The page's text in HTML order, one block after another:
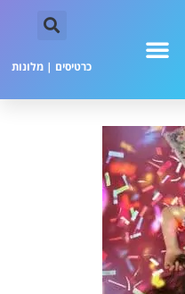
כרטיסים | מלונות